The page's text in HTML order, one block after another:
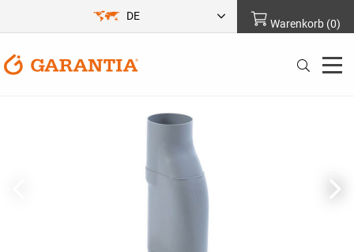
Warenkorb (0)
DE